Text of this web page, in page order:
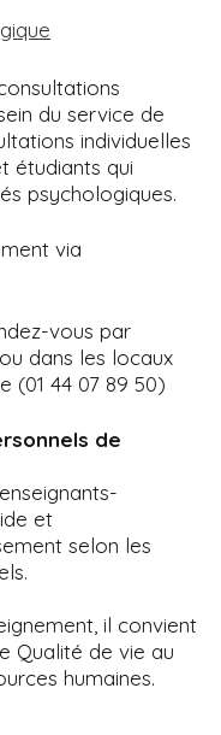
du service de
individuelles
étudiants qui
psychologiques.
via
vous par
dans les locaux
(01 44 07 89 50)
de
et
selon les
il convient
Qualité de vie au
humaines.